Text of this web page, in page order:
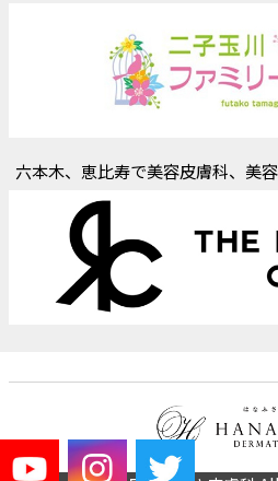
六本木、恵比寿で美容皮膚科、美